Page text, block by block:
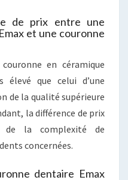
de prix entre une
et une couronne
en céramique
élevé que celui d’une
de la qualité supérieure
la différence de prix
la complexité de
concernées.
dentaire Emax